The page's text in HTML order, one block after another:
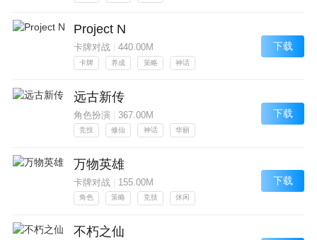
Project N
卡牌对战 440.00M
卡牌 养成 策略 神话
下载
远古新传
角色扮演 367.00M
竞技 修仙 神话 华丽
下载
万物英雄
卡牌对战 155.00M
角色 策略 竞技 休闲
下载
不朽之仙